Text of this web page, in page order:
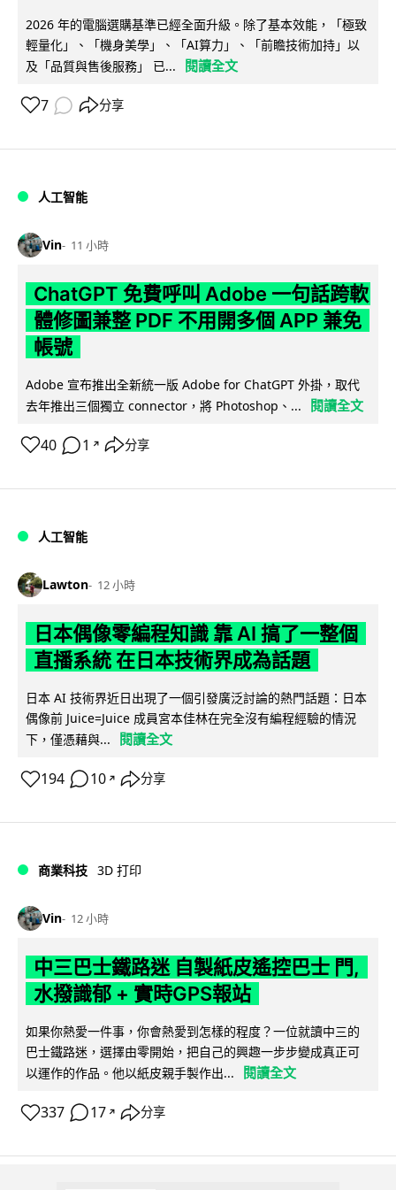
2026 年的電腦選購基準已經全面升級。除了基本效能，「極致
輕量化」、「機身美學」、「AI算力」、「前瞻技術加持」以
及「品質與售後服務」 已...
閱讀全文
7 分享
人工智能
Vin 11 小時
ChatGPT 免費呼叫 Adobe 一句話跨軟
體修圖兼整 PDF 不用開多個 APP 兼免
帳號
Adobe 宣布推出全新統一版 Adobe for ChatGPT 外掛，取代
去年推出三個獨立 connector，將 Photoshop、...
閱讀全文
40 1 ↗ 分享
人工智能
Lawton 12 小時
日本偶像零編程知識 靠 AI 搞了一整個
直播系統 在日本技術界成為話題
日本 AI 技術界近日出現了一個引發廣泛討論的熱門話題：日本
偶像前 Juice=Juice 成員宮本佳林在完全沒有編程經驗的情況
下，僅憑藉與...
閱讀全文
194 10 ↗ 分享
商業科技 3D 打印
Vin 12 小時
中三巴士鐵路迷 自製紙皮遙控巴士 門,
水撥識郁 + 實時GPS報站
如果你熱愛一件事，你會熱愛到怎樣的程度？一位就讀中三的
巴士鐵路迷，選擇由零開始，把自己的興趣一步步變成真正可
以運作的作品。他以紙皮親手製作出...
閱讀全文
337 17 ↗ 分享